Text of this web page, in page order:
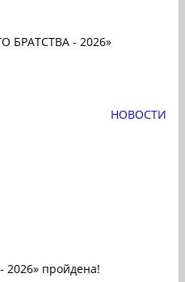
БРАТСТВА - 2026»
НОВОСТИ
пройдена!